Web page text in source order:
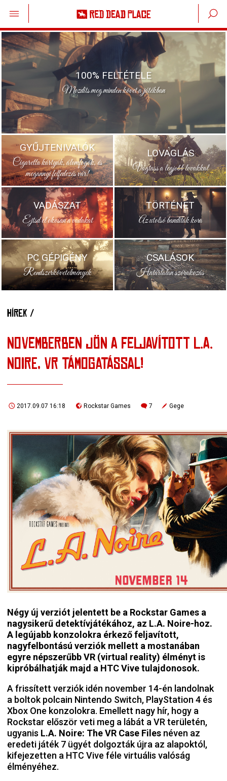
100% FELTÉTELE
Mozdíts meg minden követ a játékban
GYŰJTENIVALÓK
Cigaretta kártyák, álomfogók, és
megannyi felfedezés vár!
LOVAGLÁS
Vágtass a legjobb lovakkal
VADÁSZAT
Ejtsd el okosan a vadakat
TÖRTÉNET
Az utolsó banditák kora
PC GÉPIGÉNY
Rendszerkövetelmények
CSALÁSOK
Határtalan szórakozás
HÍREK /
NOVEMBERBEN JÖN A FELJAVÍTOTT L.A.
NOIRE, VR TÁMOGATÁSSAL!
2017.09.07 16:18 Rockstar Games 7 Gege
Négy új verziót jelentett be a Rockstar Games a
nagysikerű detektívjátékához, az L.A. Noire-hoz.
A legújabb konzolokra érkező feljavított,
nagyfelbontású verziók mellett a mostanában
egyre népszerűbb VR (virtual reality) élményt is
kipróbálhatják majd a HTC Vive tulajdonosok.
A frissített verziók idén november 14-én landolnak
a boltok polcain Nintendo Switch, PlayStation 4 és
Xbox One konzolokra. Emellett nagy hír, hogy a
Rockstar először veti meg a lábát a VR területén,
ugyanis L.A. Noire: The VR Case Files néven az
eredeti játék 7 ügyét dolgozták újra az alapoktól,
kifejezetten a HTC Vive féle virtuális valóság
élményéhez.